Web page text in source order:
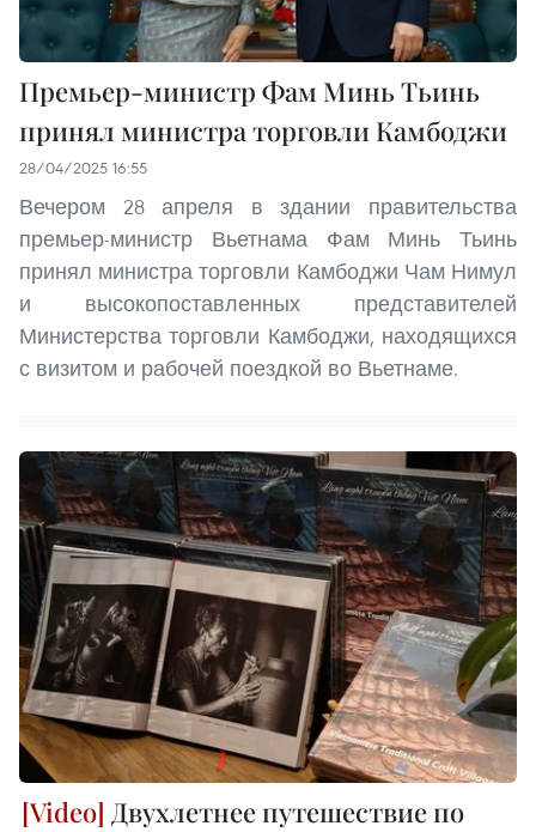
Премьер-министр Фам Минь Тьинь
принял министра торговли Камбоджи
28/04/2025 16:55
Вечером 28 апреля в здании правительства
премьер-министр Вьетнама Фам Минь Тьинь
принял министра торговли Камбоджи Чам Нимул
и высокопоставленных представителей
Министерства торговли Камбоджи, находящихся
с визитом и рабочей поездкой во Вьетнаме.
Двухлетнее путешествие по